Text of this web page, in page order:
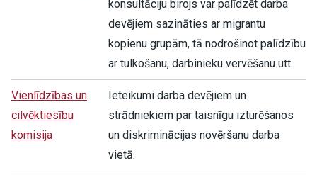
konsultāciju birojs var palīdzēt darba
devējiem sazināties ar migrantu
kopienu grupām, tā nodrošinot palīdzību
ar tulkošanu, darbinieku vervēšanu utt.
Vienlīdzības un
cilvēktiesību
komisija
Ieteikumi darba devējiem un
strādniekiem par taisnīgu izturēšanos
un diskriminācijas novēršanu darba
vietā.